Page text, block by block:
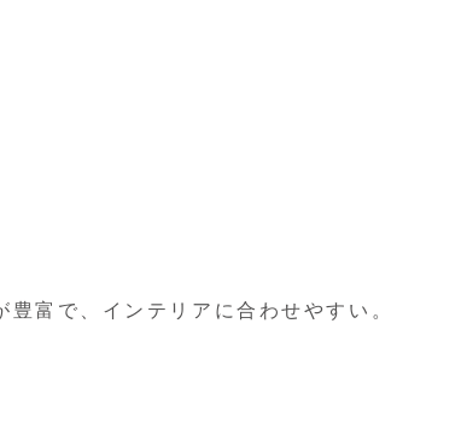
富で、インテリアに合わせやすい。